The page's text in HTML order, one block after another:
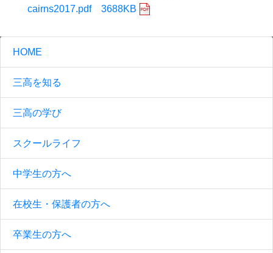
cairns2017.pdf 3688KB
HOME
三高を知る
三高の学び
スクールライフ
中学生の方へ
在校生・保護者の方へ
卒業生の方へ